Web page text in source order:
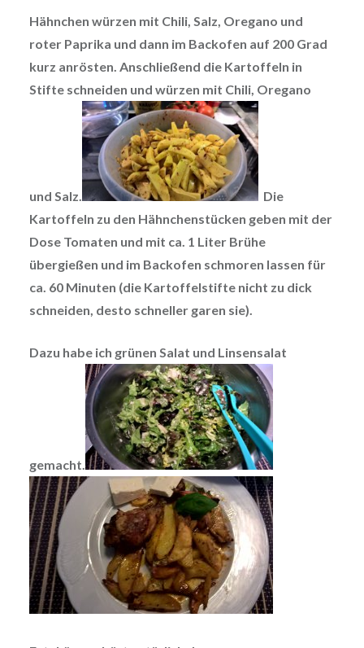
Hähnchen würzen mit Chili, Salz, Oregano und
roter Paprika und dann im Backofen auf 200 Grad
kurz anrösten. Anschließend die Kartoffeln in
Stifte schneiden und würzen mit Chili, Oregano
und Salz.
Die
Kartoffeln zu den Hähnchenstücken geben mit der
Dose Tomaten und mit ca. 1 Liter Brühe
übergießen und im Backofen schmoren lassen für
ca. 60 Minuten (die Kartoffelstifte nicht zu dick
schneiden, desto schneller garen sie).
Dazu habe ich grünen Salat und Linsensalat
gemacht.